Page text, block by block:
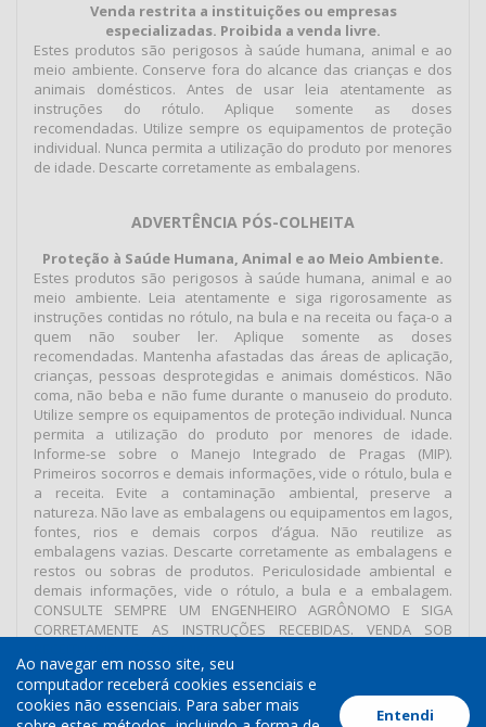
Venda restrita a instituições ou empresas
especializadas. Proibida a venda livre.
Estes produtos são perigosos à saúde humana, animal e ao
meio ambiente. Conserve fora do alcance das crianças e dos
animais domésticos. Antes de usar leia atentamente as
instruções do rótulo. Aplique somente as doses
recomendadas. Utilize sempre os equipamentos de proteção
individual. Nunca permita a utilização do produto por menores
de idade. Descarte corretamente as embalagens.
ADVERTÊNCIA PÓS-COLHEITA
Proteção à Saúde Humana, Animal e ao Meio Ambiente.
Estes produtos são perigosos à saúde humana, animal e ao
meio ambiente. Leia atentamente e siga rigorosamente as
instruções contidas no rótulo, na bula e na receita ou faça-o a
quem não souber ler. Aplique somente as doses
recomendadas. Mantenha afastadas das áreas de aplicação,
crianças, pessoas desprotegidas e animais domésticos. Não
coma, não beba e não fume durante o manuseio do produto.
Utilize sempre os equipamentos de proteção individual. Nunca
permita a utilização do produto por menores de idade.
Informe-se sobre o Manejo Integrado de Pragas (MIP).
Primeiros socorros e demais informações, vide o rótulo, bula e
a receita. Evite a contaminação ambiental, preserve a
natureza. Não lave as embalagens ou equipamentos em lagos,
fontes, rios e demais corpos d’água. Não reutilize as
embalagens vazias. Descarte corretamente as embalagens e
restos ou sobras de produtos. Periculosidade ambiental e
demais informações, vide o rótulo, a bula e a embalagem.
CONSULTE SEMPRE UM ENGENHEIRO AGRÔNOMO E SIGA
CORRETAMENTE AS INSTRUÇÕES RECEBIDAS. VENDA SOB
Termos de Uso Política de Cookies Política de Privacidade
Ao navegar em nosso site, seu
computador receberá cookies essenciais e
cookies não essenciais. Para saber mais
Entendi